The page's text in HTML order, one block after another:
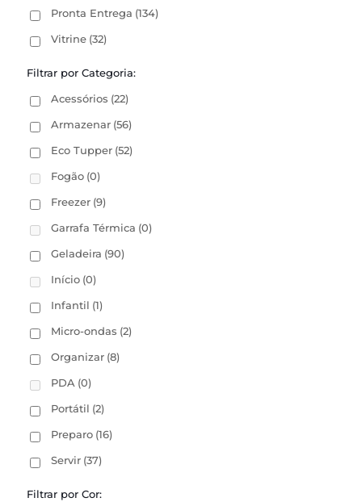
Pronta Entrega (134)
Vitrine (32)
Filtrar por Categoria:
Acessórios (22)
Armazenar (56)
Eco Tupper (52)
Fogão (0)
Freezer (9)
Garrafa Térmica (0)
Geladeira (90)
Início (0)
Infantil (1)
Micro-ondas (2)
Organizar (8)
PDA (0)
Portátil (2)
Preparo (16)
Servir (37)
Filtrar por Cor: